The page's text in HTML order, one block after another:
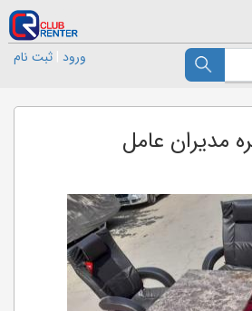
ورود ثبت نام